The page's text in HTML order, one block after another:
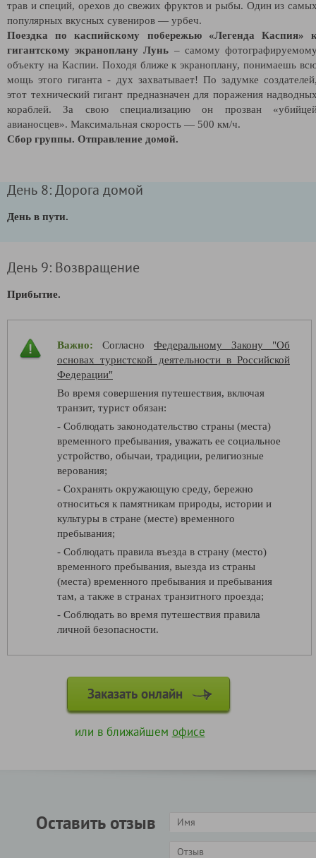
трав и специй, орехов до свежих фруктов и рыбы. Один из
популярных вкусных сувениров — урбеч.
Поездка по каспийскому побережью «Легенда Каспия»
гигантскому экраноплану Лунь – самому
объекту на Каспии. Походя ближе к экраноплану, понимаешь
мощь этого гиганта - дух захватывает! По задумке
этот технический гигант предназначен для поражения
кораблей. За свою специализацию он прозван
авианосцев». Максимальная скорость — 500 км/ч.
Сбор группы. Отправление домой.
День 8: Дорога домой
День в пути.
День 9: Возвращение
Прибытие.
Важно: Согласно Федеральному Закону "Об
основах туристской деятельности в Российской
Федерации"
Во время совершения путешествия, включая
транзит, турист обязан:
- Соблюдать законодательство страны (места)
временного пребывания, уважать ее социальное
устройство, обычаи, традиции, религиозные
верования;
- Сохранять окружающую среду, бережно
относиться к памятникам природы, истории и
культуры в стране (месте) временного
пребывания;
- Соблюдать правила въезда в страну (место)
временного пребывания, выезда из страны
(места) временного пребывания и пребывания
там, а также в странах транзитного проезда;
- Соблюдать во время путешествия правила
личной безопасности.
Заказать онлайн
или в ближайшем офисе
Оставить отзыв